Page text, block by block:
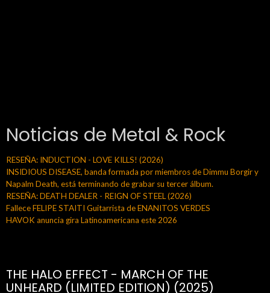
Noticias de Metal & Rock
RESEÑA: INDUCTION - LOVE KILLS! (2026)
INSIDIOUS DISEASE, banda formada por miembros de Dimmu Borgir y
Napalm Death, está terminando de grabar su tercer álbum.
RESEÑA: DEATH DEALER - REIGN OF STEEL (2026)
Fallece FELIPE STAITI Guitarrista de ENANITOS VERDES
HAVOK anuncia gira Latinoamericana este 2026
THE HALO EFFECT - MARCH OF THE
UNHEARD (LIMITED EDITION) (2025)